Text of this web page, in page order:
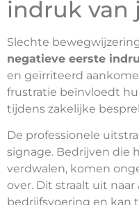
indruk van
Slechte
negatieve eerste
en geïrriteerd
frustratie beïnvloedt
tijdens zakelijke
De professionele
signage. Bedrijven die
verdwalen, komen
over. Dit straalt uit
bedrijfsvoering en kan